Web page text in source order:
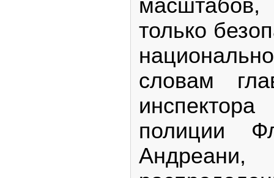
только
словам
полиции